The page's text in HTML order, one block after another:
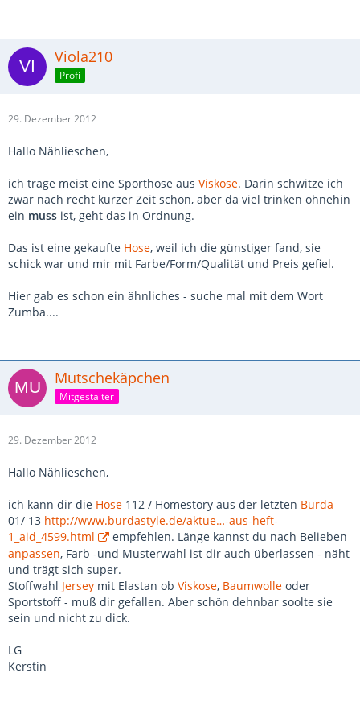
Viola210
Profi
29. Dezember 2012
Hallo Nählieschen,
ich trage meist eine Sporthose aus Viskose. Darin schwitze ich
zwar nach recht kurzer Zeit schon, aber da viel trinken ohnehin
ein muss ist, geht das in Ordnung.
Das ist eine gekaufte Hose, weil ich die günstiger fand, sie
schick war und mir mit Farbe/Form/Qualität und Preis gefiel.
Hier gab es schon ein ähnliches - suche mal mit dem Wort
Zumba....
Mutschekäpchen
Mitgestalter
29. Dezember 2012
Hallo Nählieschen,
ich kann dir die Hose 112 / Homestory aus der letzten Burda
01/ 13 http://www.burdastyle.de/aktue…-aus-heft-
1_aid_4599.html
empfehlen. Länge kannst du nach Belieben
anpassen, Farb -und Musterwahl ist dir auch überlassen - näht
und trägt sich super.
Stoffwahl Jersey mit Elastan ob Viskose, Baumwolle oder
Sportstoff - muß dir gefallen. Aber schön dehnbar soolte sie
sein und nicht zu dick.
LG
Kerstin